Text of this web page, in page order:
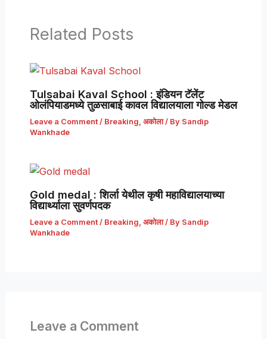
Related Posts
Tulsabai Kaval School : इंडियन टॅलेंट
ओलंपियाडमध्ये तुळसाबाई कावल विद्यालयाला गोल्ड मेडल
Leave a Comment / Breaking, अकोला/ By Sandip
Wankhade
Gold medal : शिर्ला येथील कृषी महाविद्यालयाच्या
विद्यार्थ्याला सुवर्णपदक
Leave a Comment / Breaking अकोला/ By Sandip
Wankhade
Leave a Comment